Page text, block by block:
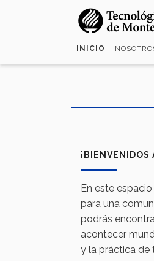
INICIO
¡BIENVENIDOS
En este
para una
podrás
acontecer
y la práctica de